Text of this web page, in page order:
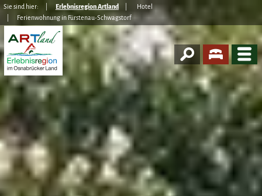
Sie sind hier: Erlebnisregion Artland
Hotel
Ferienwohnung in Fürstenau-Schwagstorf